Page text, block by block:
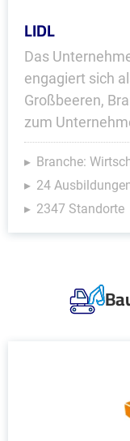
LIDL
Das
engagiert sich
Großbeeren,
zum
Branche:
24
2347 Standorte